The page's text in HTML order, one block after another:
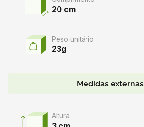
20 cm
Peso unitário
23g
Medidas externas
Altura